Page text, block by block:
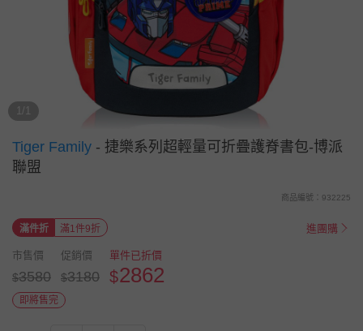
1/1
Tiger Family - 捷樂系列超輕量可折疊護脊書包-博派
聯盟
商品編號：932225
滿件折 滿1件9折 進團購
市售價
$3580
促銷價
$3180
單件已折價
$2862
即將售完